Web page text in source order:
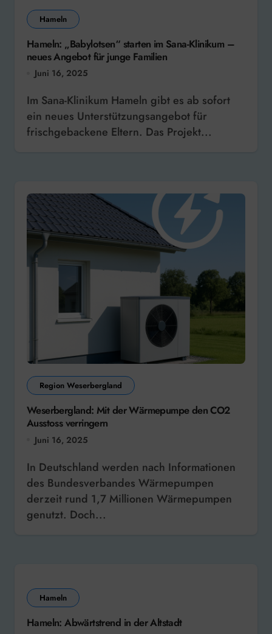
Hameln
Hameln: „Babylotsen“ starten im Sana-Klinikum –
neues Angebot für junge Familien
Juni 16, 2025
Im Sana-Klinikum Hameln gibt es ab sofort
ein neues Unterstützungsangebot für
frischgebackene Eltern. Das Projekt...
Region Weserbergland
Weserbergland: Mit der Wärmepumpe den CO2
Ausstoss verringern
Juni 16, 2025
In Deutschland werden nach Informationen
des Bundesverbandes Wärmepumpen
derzeit rund 1,7 Millionen Wärmepumpen
genutzt. Doch...
Hameln
Hameln: Abwärtstrend in der Altstadt